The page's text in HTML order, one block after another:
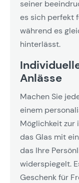
seiner
es sich perfekt
während es
hinterlässt.
Anlässe
Machen Sie
einem
Möglichkeit zur
das Glas mit
das Ihre
widerspiegelt.
Geschenk für